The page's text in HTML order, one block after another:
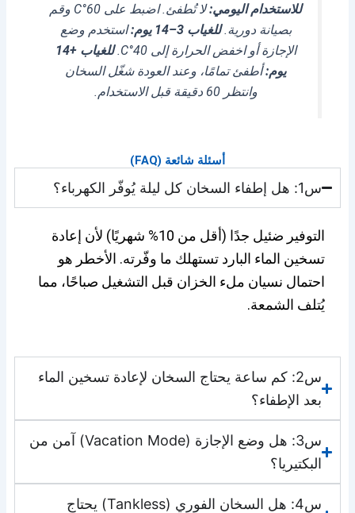
للاستخدام اليومي:
لا تُطفئ. اضبط على 60°C وقم
بصيانة دورية.للغياب 3–14 يوم:
استخدم وضع
الإجازة أو اخفض الحرارة إلى 40°C.
للغياب +14
يوم:أطفئ تمامًا، وعند العودة شغّل السخان
وانتظر 60 دقيقة قبل الاستخدام.
أسئلة شائعة (FAQ)
س1: هل إطفاء السخان كل ليلة يُوفّر الكهرباء؟
التوفير ضئيل جدًا (أقل من 10% شهريًا) لأن إعادة
تسخين الماء البارد تستهلك ما وفّرته. الأخطر هو
احتمال نسيان ملء الخزان قبل التشغيل صباحًا، مما
يُتلف الشمعة.
س2: كم ساعة يحتاج السخان لإعادة تسخين الماء
بعد الإطفاء؟
س3: هل وضع الإجازة (Vacation Mode) آمن من
البكتيريا؟
س4: هل السخان الفوري (Tankless) يحتاج